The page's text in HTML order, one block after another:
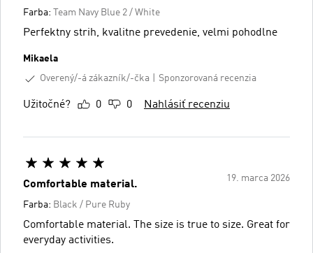
Farba: Team Navy Blue 2 / White
Perfektny strih, kvalitne prevedenie, velmi pohodlne
Mikaela
Overený/-á zákazník/-čka
Sponzorovaná recenzia
Užitočné? 0 0 Nahlásiť recenziu
19. marca 2026
Comfortable material.
Farba: Black / Pure Ruby
Comfortable material. The size is true to size. Great for
everyday activities.